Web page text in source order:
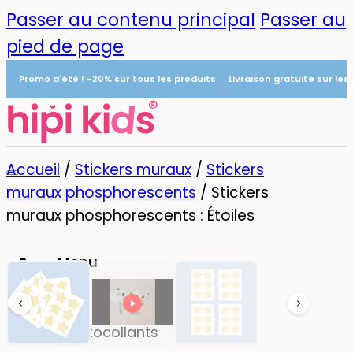
Passer au contenu principal Passer au
pied de page
Promo d'été ! -20% sur tous les produits Livraison gratuite sur
Menu
Autocollants
0
Accueil / Stickers muraux / Stickers
muraux phosphorescents / Stickers
muraux phosphorescents : Étoiles